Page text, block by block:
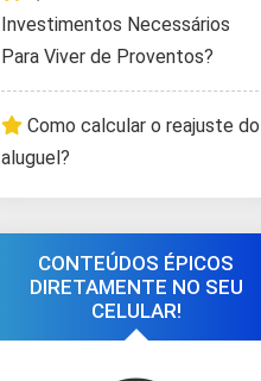
Investimentos Necessários
Para Viver de Proventos?
Como calcular o reajuste do
aluguel?
CONTEÚDOS ÉPICOS
DIRETAMENTE NO SEU
CELULAR!